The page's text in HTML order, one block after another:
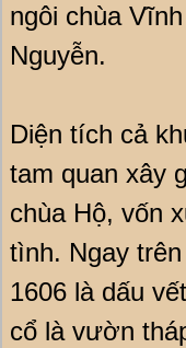
ngôi chùa
Nguyễn.
Diện tích cả
tam quan xây
chùa Hộ, vốn
tình. Ngay
1606 là dấu
cổ là vườn